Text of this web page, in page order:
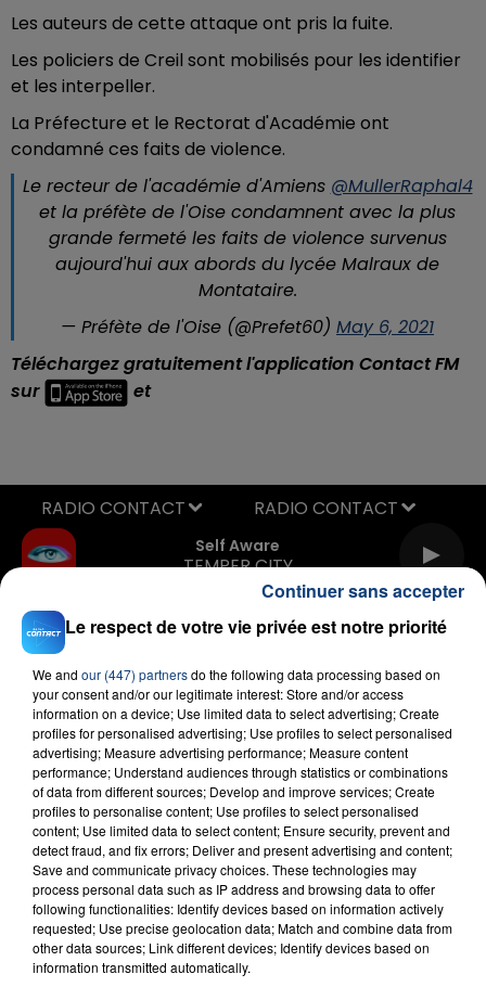
Les auteurs de cette attaque ont pris la fuite.
Les policiers de Creil sont mobilisés pour les identifier
et les interpeller.
La Préfecture et le Rectorat d'Académie ont
condamné ces faits de violence.
Le recteur de l'académie d'Amiens @MullerRaphal4
et la préfète de l'Oise condamnent avec la plus
grande fermeté les faits de violence survenus
aujourd'hui aux abords du lycée Malraux de
Montataire.
— Préfète de l'Oise (@Prefet60) May 6, 2021
Téléchargez gratuitement l'application Contact FM
sur
et
Self Aware
TEMPER CITY
RADIO CONTACT
FIL D'ACTU
23 juillet 2026
Le respect de votre vie privée est notre priorité
We and our (447) partnersdo the following data processing based on
your consent and/or our legitimate interest: Store and/or access
information on a device; Use limited data to select advertising; Create
profiles for personalised advertising; Use profiles to select personalised
advertising; Measure advertising performance; Measure content
performance; Understand audiences through statistics or combinations
of data from different sources; Develop and improve services; Create
profiles to personalise content; Use profiles to select personalised
content; Use limited data to select content; Ensure security, prevent and
detect fraud, and fix errors; Deliver and present advertising and content;
Save and communicate privacy choices. These technologies may
process personal data such as IP address and browsing data to offer
following functionalities: Identify devices based on information actively
requested; Use precise geolocation data; Match and combine data from
other data sources; Link different devices; Identify devices based on
information transmitted automatically.
Continuer sans accepter